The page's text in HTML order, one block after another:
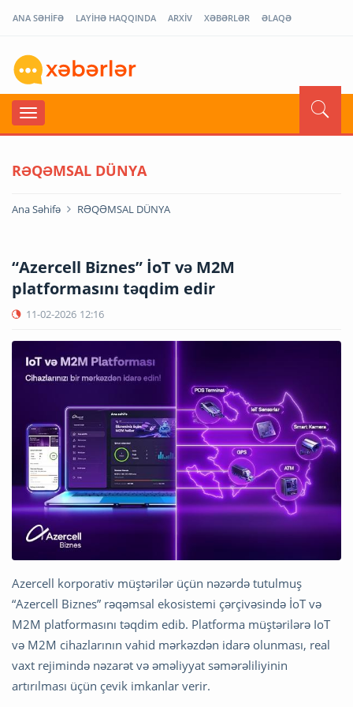
ANA SƏHİFƏ LAYİHƏ HAQQINDA ARXİV XƏBƏRLƏR ƏLAQƏ
RƏQƏMSAL DÜNYA
Ana Səhifə RƏQƏMSAL DÜNYA
“Azercell Biznes” İoT və M2M
platformasını təqdim edir
11-02-2026 12:16
Azercell korporativ müştərilər üçün nəzərdə tutulmuş
“Azercell Biznes” rəqəmsal ekosistemi çərçivəsində İoT və
M2M platformasını təqdim edib. Platforma müştərilərə IoT
və M2M cihazlarının vahid mərkəzdən idarə olunması, real
vaxt rejimində nəzarət və əməliyyat səmərəliliyinin
artırılması üçün çevik imkanlar verir.